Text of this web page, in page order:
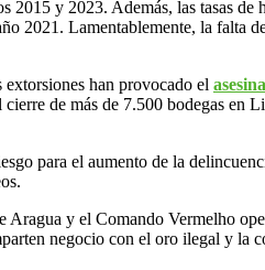
2015 y 2023. Además, las tasas de
2021. Lamentablemente, la falta
han provocado el
de más de 7.500 bodegas en
para el aumento de la
Aragua y el Comando Vermelho
negocio con el oro ilegal y la